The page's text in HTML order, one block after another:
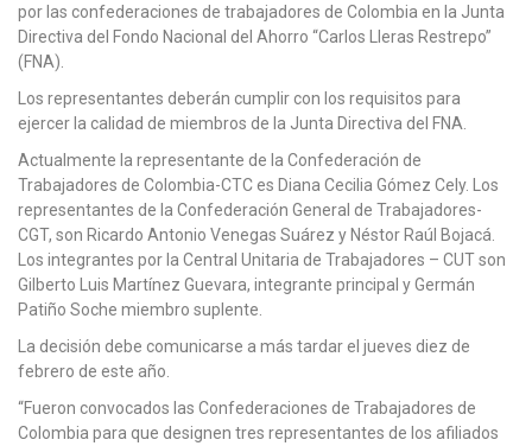
por las confederaciones de trabajadores de Colombia en la Junta
Directiva del Fondo Nacional del Ahorro “Carlos Lleras Restrepo”
(FNA).
Los representantes deberán cumplir con los requisitos para
ejercer la calidad de miembros de la Junta Directiva del FNA.
Actualmente la representante de la Confederación de
Trabajadores de Colombia-CTC es Diana Cecilia Gómez Cely. Los
representantes de la Confederación General de Trabajadores-
CGT, son Ricardo Antonio Venegas Suárez y Néstor Raúl Bojacá.
Los integrantes por la Central Unitaria de Trabajadores – CUT son
Gilberto Luis Martínez Guevara, integrante principal y Germán
Patiño Soche miembro suplente.
La decisión debe comunicarse a más tardar el jueves diez de
febrero de este año.
“Fueron convocados las Confederaciones de Trabajadores de
Colombia para que designen tres representantes de los afiliados